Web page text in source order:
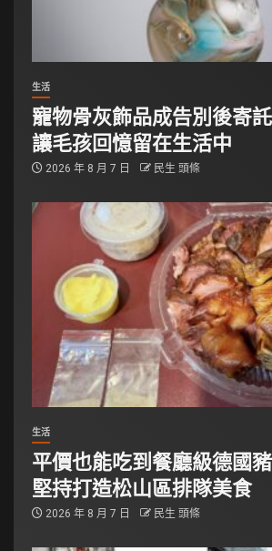
生活
寵物骨灰飾品成告別後寄
讓毛孩回憶留在生活中
2026 年 8 月 7 日 民生 頭條
生活
平價也能吃到餐廳級德國
堅持打造松山區排隊美食
2026 年 8 月 7 日 民生 頭條